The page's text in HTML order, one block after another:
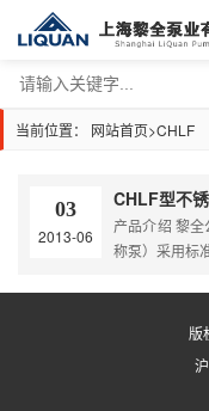
当前位置： 网站首页>CHLF
03
2013-06
CHLF型不
产品介绍 黎
称泵）采用标
后，以其高
封。具有低
版